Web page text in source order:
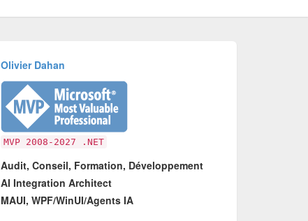
Olivier Dahan
MVP 2008-2027 .NET
Audit, Conseil, Formation, Développement
AI Integration Architect
MAUI, WPF/WinUI/Agents IA